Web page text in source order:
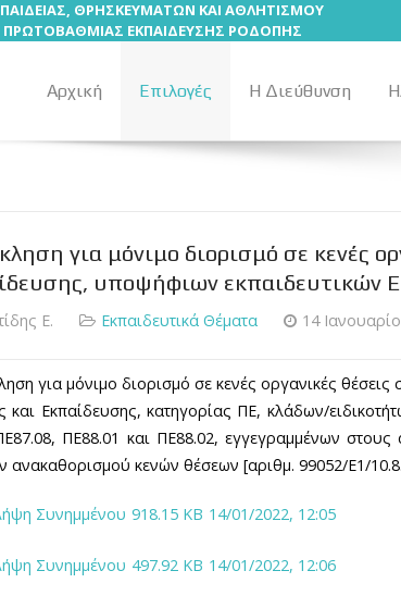
ΘΡΗΣΚΕΥΜΑΤΩΝ ΚΑΙ ΑΘΛΗΤΙΣΜΟΥ
ΠΡΩΤΟΒΑΘΜΙΑΣ ΕΚΠΑΙΔΕΥΣΗΣ ΡΟΔΟΠΗΣ
Αρχική Επιλογές Η Διεύθυνση
για μόνιμο διορισμό σε κενές
υποψήφιων εκπαιδευτικών
Ε. Εκπαιδευτικά Θέματα 14
για μόνιμο διορισμό σε κενές οργανικές
και Εκπαίδευσης, κατηγορίας ΠΕ, κλάδων/
ΠΕ88.01 και ΠΕ88.02, εγγεγραμμένων
ανακαθορισμού κενών θέσεων [αριθμ. 99052/Ε1/
Συνημμένου 918.15 KB 14/01/2022, 12:05
Συνημμένου 497.92 KB 14/01/2022, 12:06